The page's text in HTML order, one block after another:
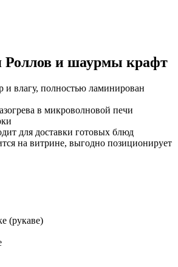
Роллов и шаурмы крафт
и влагу, полностью ламинирован
в микроволновой печи
для доставки готовых блюд
на витрине, выгодно позиционирует
(рукаве)